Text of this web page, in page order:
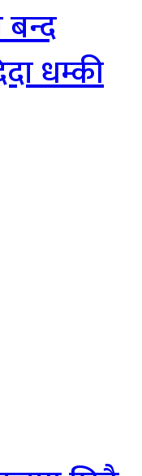
बन्द
धम्की